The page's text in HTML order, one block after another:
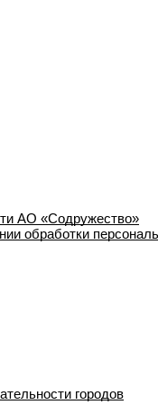
АО «Содружество»
обработки
городов